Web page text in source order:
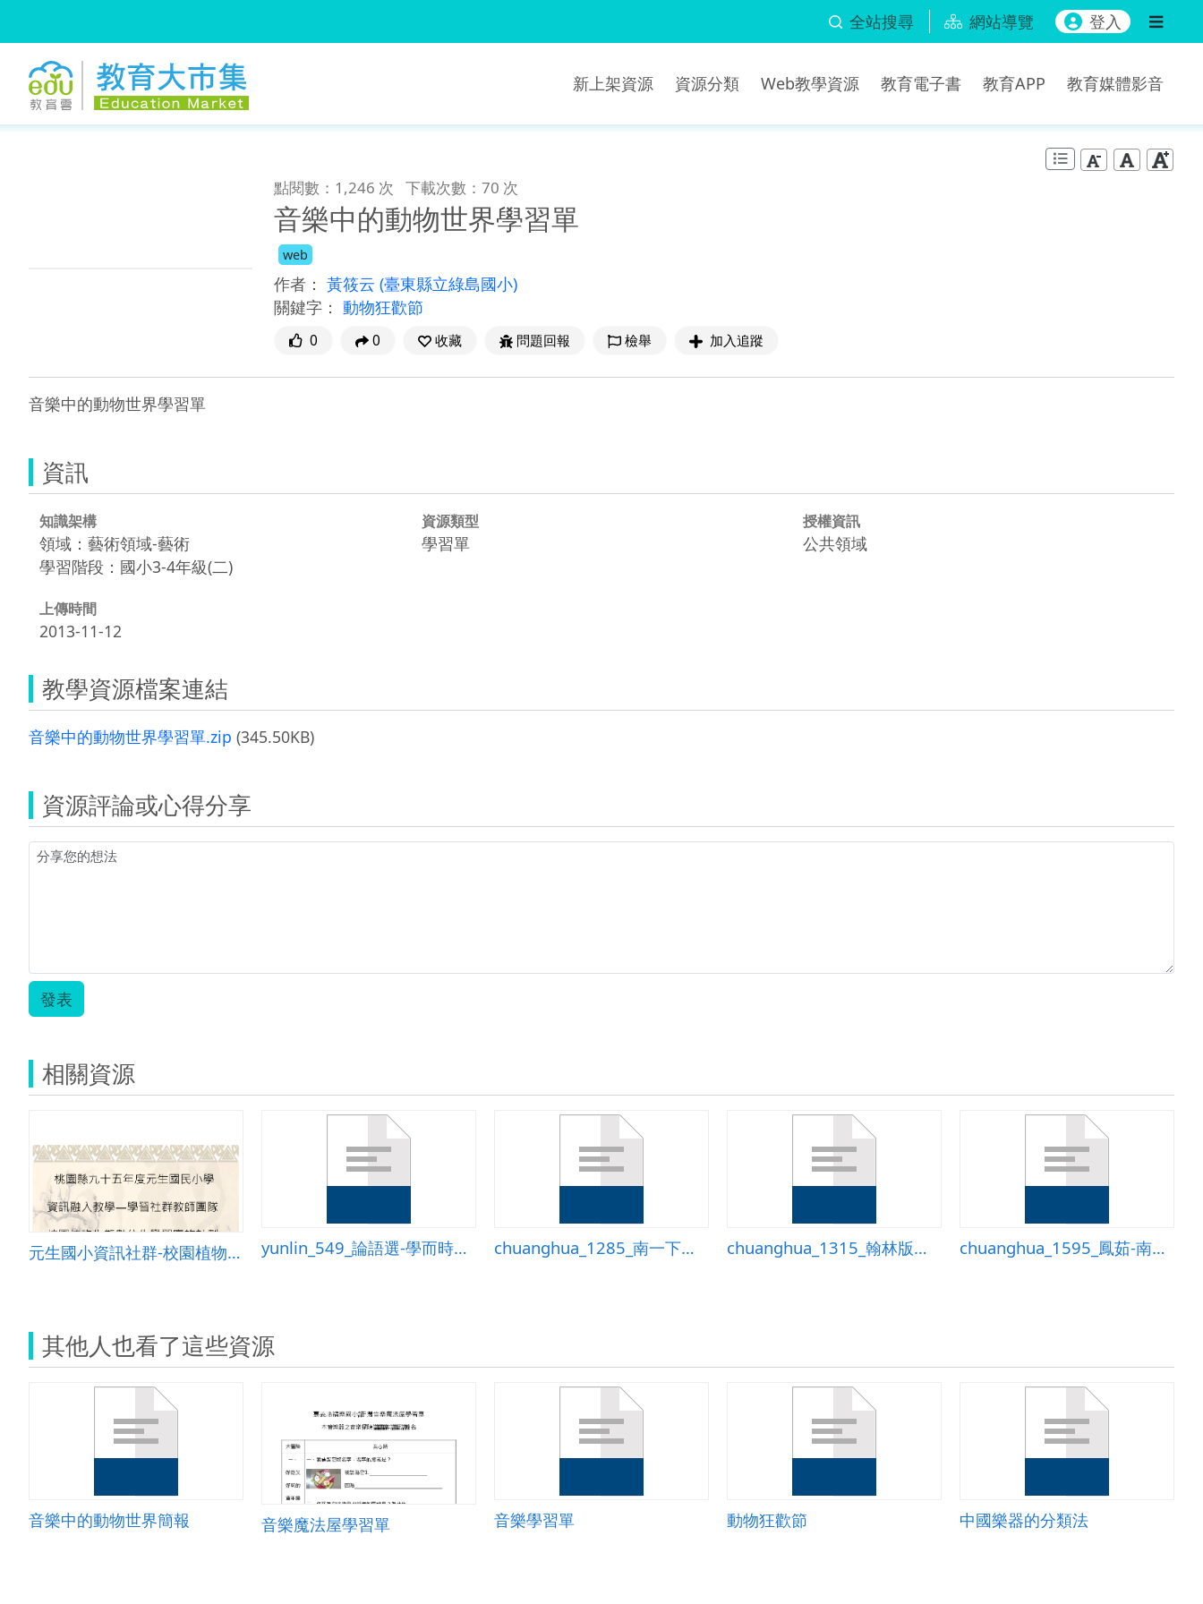
全站搜尋 網站導覽 登入
新上架資源 資源分類 Web教學資源 教育電子書 教育APP 教育媒體影音
點閱數：1,246 次 下載次數：70 次
音樂中的動物世界學習單
web
作者： 黃筱云 (臺東縣立綠島國小)
關鍵字： 動物狂歡節
0 0 收藏 問題回報 檢舉 加入追蹤
音樂中的動物世界學習單
資訊
知識架構
領域：藝術領域-藝術
學習階段：國小3-4年級(二)
資源類型
學習單
授權資訊
公共領域
上傳時間
2013-11-12
教學資源檔案連結
音樂中的動物世界學習單.zip (345.50KB)
資源評論或心得分享
發表
相關資源
元生國小資訊社群-校園植物生態數位化學習計畫 yunlin_549_論語選-學而時習之.doc chuanghua_1285_南一下第四課教案 chuanghua_1315_翰林版第二冊第十三課大松樹和小松數統整活動教案 chuanghua_1595_鳳茹-南一版第一冊第一課
其他人也看了這些資源
音樂中的動物世界簡報 音樂魔法屋學習單 音樂學習單 動物狂歡節 中國樂器的分類法